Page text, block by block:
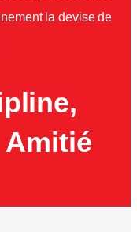
la devise de